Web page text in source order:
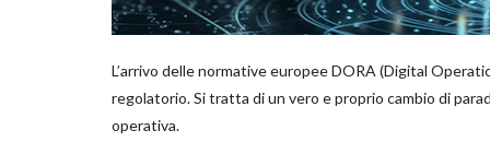
L’arrivo delle normative europee DORA (Digital
regolatorio. Si tratta di un vero e proprio cambio di
operativa.